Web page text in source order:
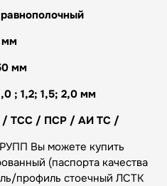
мм
мм
; 1,2; 1,5; 2,0 мм
/ ТСС / ПСР / АИ ТС /
Вы можете купить
(паспорта качества
профиль стоечный ЛСТК